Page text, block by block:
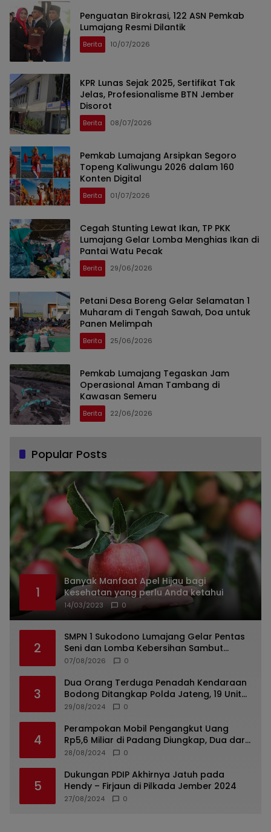
Penguatan Birokrasi, 122 ASN Pemkab
Lumajang Resmi Dilantik
Berita 10/07/2026
KPR Lunas Sejak 2025, Sertifikat Tak
Jelas, Profesionalisme BTN Jember
Disorot
Berita 08/07/2026
Pemkab Lumajang Arsipkan Segoro
Topeng Kaliwungu 2026 dalam 160
Konten Digital
Berita 01/07/2026
Cegah Stunting Lewat Ikan, TP PKK
Lumajang Gelar Lomba Menghias Ikan di
Pantai Watu Pecak
Berita 29/06/2026
Petani Desa Boreng Gelar Selamatan 1
Muharam di Tengah Sawah, Doa untuk
Panen Melimpah
Berita 25/06/2026
Pemkab Lumajang Tegaskan Jam
Operasional Aman Tambang di
Kawasan Semeru
Berita 22/06/2026
Popular Posts
1
Banyak Manfaat Apel Hijau bagi
Kesehatan yang perlu Anda ketahui
14/03/2023 0
2
SMPN 1 Sukodono Lumajang Gelar Pentas
Seni dan Lomba Kebersihan Sambut
Semangat Kemerdekaan
07/08/2026 0
3
Dua Orang Terduga Penadah Kendaraan
Bodong Ditangkap Polda Jateng, 19 Unit
Roda Empat Diamankan
29/08/2024 0
4
Perampokan Mobil Pengangkut Uang
Rp5,6 Miliar di Padang Diungkap, Dua dari
Tiga Tersangka Merupakan Oknum Polisi
28/08/2024 0
5
Dukungan PDIP Akhirnya Jatuh pada
Hendy – Firjaun di Pilkada Jember 2024
27/08/2024 0